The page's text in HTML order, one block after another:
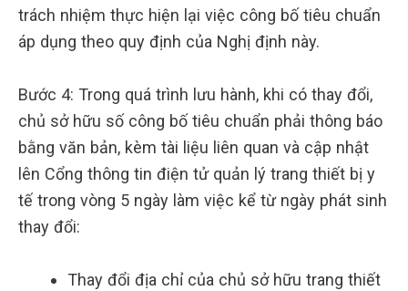
trách nhiệm thực hiện lại việc công bố tiêu chuẩn
áp dụng theo quy định của Nghị định này.
Bước 4: Trong quá trình lưu hành, khi có thay đổi,
chủ sở hữu số công bố tiêu chuẩn phải thông báo
bằng văn bản, kèm tài liệu liên quan và cập nhật
lên Cổng thông tin điện tử quản lý trang thiết bị y
tế trong vòng 5 ngày làm việc kể từ ngày phát sinh
thay đổi:
Thay đổi địa chỉ của chủ sở hữu trang thiết